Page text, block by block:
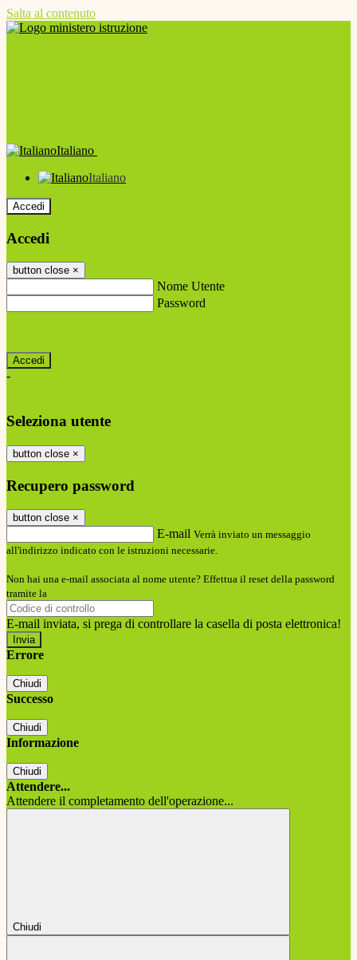
Salta al contenuto
Italiano
Italiano
Accedi
Accedi
button close ×
Nome Utente
Password
-
Seleziona utente
button close ×
Recupero password
button close ×
E-mail Verrà inviato un messaggio
all'indirizzo indicato con le istruzioni necessarie.
Non hai una e-mail associata al nome utente? Effettua il reset della password
tramite la
E-mail inviata, si prega di controllare la casella di posta elettronica!
Errore
Chiudi
Successo
Chiudi
Informazione
Chiudi
Attendere...
Attendere il completamento dell'operazione...
Chiudi